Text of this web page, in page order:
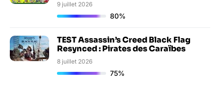
9 juillet 2026
80%
TEST Assassin’s Creed Black Flag
Resynced : Pirates des Caraïbes
8 juillet 2026
75%